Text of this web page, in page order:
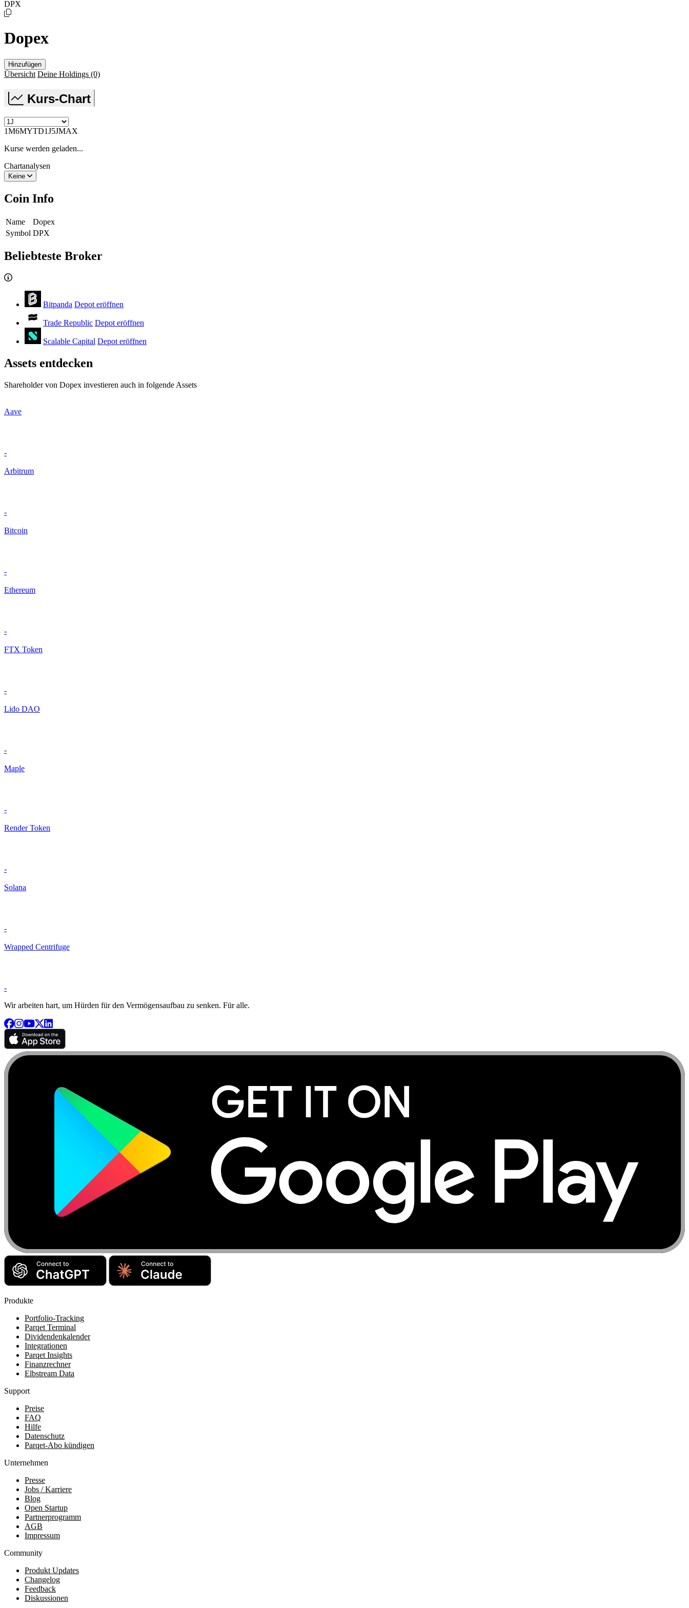
DPX
Dopex
Hinzufügen
Übersicht Deine Holdings (0)
Kurs-Chart
1M6MYTD1J5JMAX
Kurse werden geladen...
Chartanalysen
Keine
Coin Info
Name
Dopex
Symbol DPX
Beliebteste Broker
Bitpanda Depot eröffnen
Trade Republic Depot eröffnen
Scalable Capital Depot eröffnen
Assets entdecken
Shareholder von Dopex investieren auch in folgende Assets
Aave
-
Arbitrum
-
Bitcoin
-
Ethereum
-
FTX Token
-
Lido DAO
-
Maple
-
Render Token
-
Solana
-
Wrapped Centrifuge
-
Wir arbeiten hart, um Hürden für den Vermögensaufbau zu senken. Für alle.
Produkte
Portfolio-Tracking
Parqet Terminal
Dividendenkalender
Integrationen
Parqet Insights
Finanzrechner
Elbstream Data
Support
Preise
FAQ
Hilfe
Datenschutz
Parqet-Abo kündigen
Unternehmen
Presse
Jobs / Karriere
Blog
Open Startup
Partnerprogramm
AGB
Impressum
Community
Produkt Updates
Changelog
Feedback
Diskussionen